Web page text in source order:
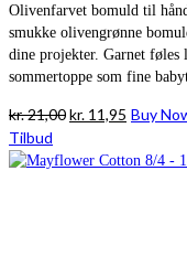
Olivenfarvet bomuld til
smukke olivengrønne
dine projekter. Garnet
sommertoppe som fine
kr.21,00Den
pris
kr. 11,95 Den
pris
Buy
Tilbud